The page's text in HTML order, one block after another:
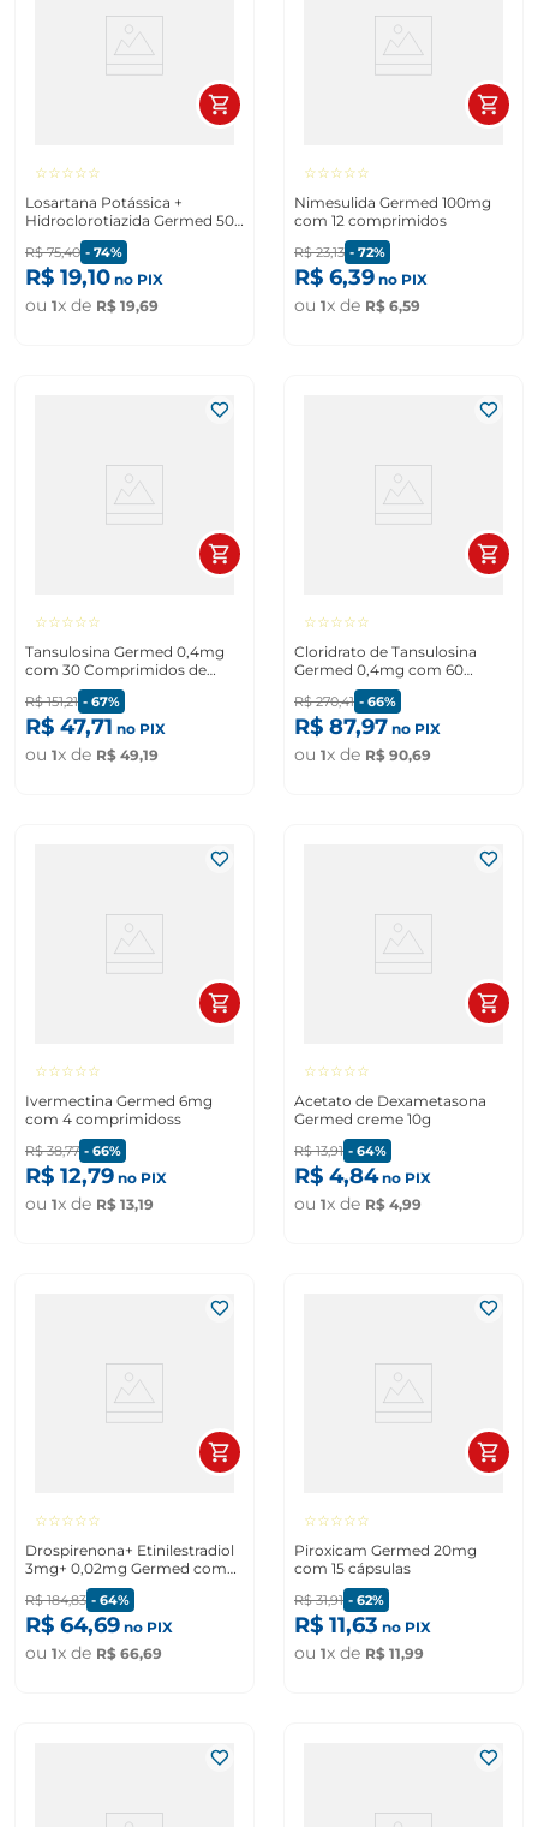
☆☆☆☆☆
Losartana Potássica +
Hidroclorotiazida Germed 50+
12,5mg com 30 comprimidos
R$ 75,40 - 74%
R$ 19,10 no PIX
ou 1x de R$ 19,69
☆☆☆☆☆
Nimesulida Germed 100mg
com 12 comprimidos
R$ 23,13 - 72%
R$ 6,39 no PIX
ou 1x de R$ 6,59
☆☆☆☆☆
Tansulosina Germed 0,4mg
com 30 Comprimidos de
Liberacao Prolongada
R$ 151,21 - 67%
R$ 47,71 no PIX
ou 1x de R$ 49,19
☆☆☆☆☆
Cloridrato de Tansulosina
Germed 0,4mg com 60
comprimidos
R$ 270,41 - 66%
R$ 87,97 no PIX
ou 1x de R$ 90,69
☆☆☆☆☆
Ivermectina Germed 6mg
com 4 comprimidoss
R$ 38,77 - 66%
R$ 12,79 no PIX
ou 1x de R$ 13,19
☆☆☆☆☆
Acetato de Dexametasona
Germed creme 10g
R$ 13,91 - 64%
R$ 4,84no PIX
ou 1x de R$ 4,99
☆☆☆☆☆
Drospirenona+ Etinilestradiol
3mg+ 0,02mg Germed com
72 comprimidos
R$ 184,83 - 64%
R$ 64,69 no PIX
ou 1x de R$ 66,69
☆☆☆☆☆
Piroxicam Germed 20mg
com 15 cápsulas
R$ 31,91 - 62%
R$ 11,63 no PIX
ou 1x de R$ 11,99